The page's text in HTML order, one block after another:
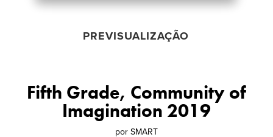
PREVISUALIZAÇÃO
Fifth Grade, Community of
Imagination 2019
por SMART